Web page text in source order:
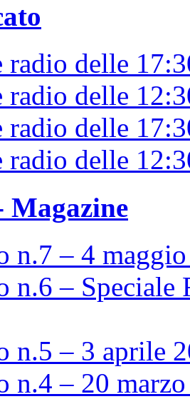
radio delle
radio delle
radio delle
radio delle
Magazine
n.7 – 4
n.6 – Speciale
n.5 – 3 aprile
n.4 – 20